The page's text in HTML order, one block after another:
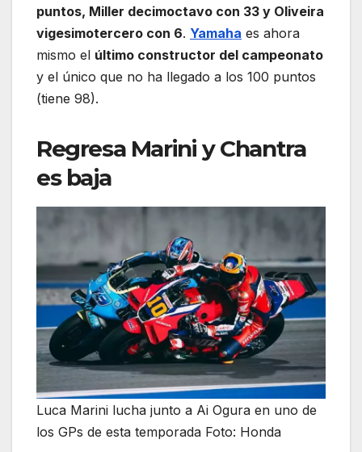
puntos, Miller decimoctavo con 33 y Oliveira
vigesimotercero con 6. Yamaha es ahora
mismo el último constructor del campeonato
y el único que no ha llegado a los 100 puntos
(tiene 98).
Regresa Marini y Chantra
es baja
Luca Marini lucha junto a Ai Ogura en uno de
los GPs de esta temporada Foto: Honda